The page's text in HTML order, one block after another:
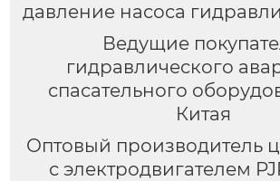
давление насоса
Ведущие
гидравлического
спасательного
Китая
Оптовый производитель
с электродвигателем